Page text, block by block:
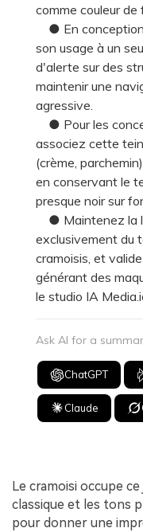
comme couleur
● En
son usage à un
d'alerte sur des
maintenir une
agressive.
● Pour les
associez cette
(crème,
en conservant le
presque noir sur
● Maintenez la
exclusivement du
cramoisis, et
générant des
le studio IA
Ask AI for a
ChatGPT
Claude
Le cramoisi occupe
classique et les tons
pour donner une